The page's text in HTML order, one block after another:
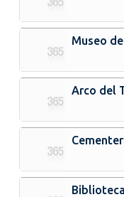
Museo
Arco del